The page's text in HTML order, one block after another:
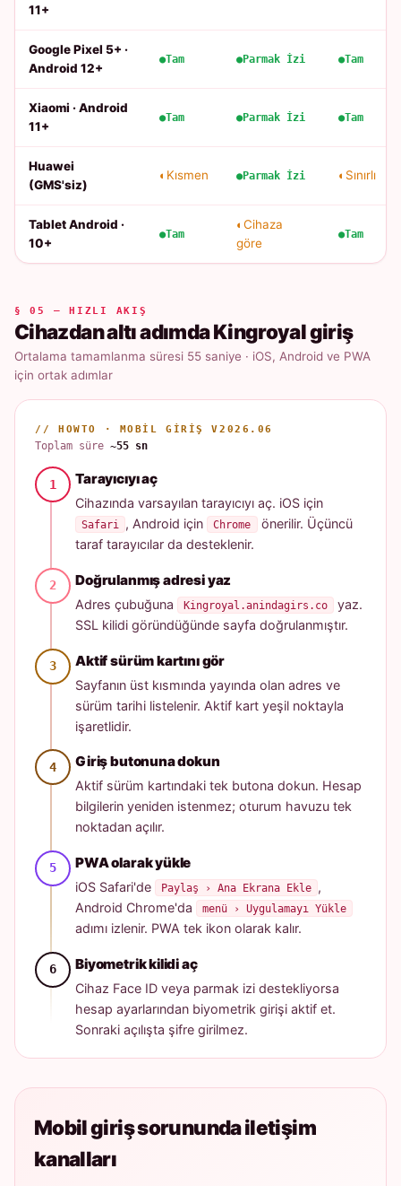
11+
Google Pixel 5+ ·
Android 12+
Tam Parmak İzi Tam
Xiaomi · Android
11+
Tam Parmak İzi Tam
Huawei
(GMS'siz)
Kısmen Parmak İzi Sınırlı
Tablet Android ·
10+
Tam
Cihaza
göre
Tam
§ 05 — HIZLI AKIŞ
Cihazdan altı adımda Kingroyal giriş
Ortalama tamamlanma süresi 55 saniye · iOS, Android ve PWA
için ortak adımlar
// HOWTO · MOBIL GIRIŞ V2026.06
Toplam süre~55 sn
Tarayıcıyı aç
Cihazında varsayılan tarayıcıyı aç. iOS için
Safari , Android için Chrome
önerilir. Üçüncü
taraf tarayıcılar da desteklenir.
Doğrulanmış adresi yaz
Adres çubuğuna Kingroyal.anindagirs.co
yaz.
SSL kilidi göründüğünde sayfa doğrulanmıştır.
Aktif sürüm kartını gör
Sayfanın üst kısmında yayında olan adres ve
sürüm tarihi listelenir. Aktif kart yeşil noktayla
işaretlidir.
Giriş butonuna dokun
Aktif sürüm kartındaki tek butona dokun. Hesap
bilgilerin yeniden istenmez; oturum havuzu tek
noktadan açılır.
PWA olarak yükle
iOS Safari'de Paylaş › Ana Ekrana Ekle ,
Android Chrome'da
menü › Uygulamayı Yükle
adımı izlenir. PWA tek ikon olarak kalır.
Biyometrik kilidi aç
Cihaz Face ID veya parmak izi destekliyorsa
hesap ayarlarından biyometrik girişi aktif et.
Sonraki açılışta şifre girilmez.
Mobil giriş sorununda iletişim
kanalları